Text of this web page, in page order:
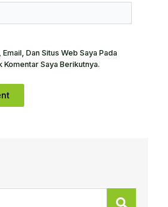
Email, Dan Situs Web Saya Pada
Komentar Saya Berikutnya.